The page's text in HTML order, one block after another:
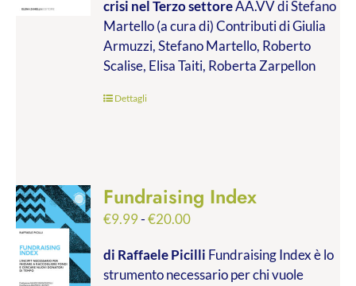
€9.99
a
€19.00
crisi nel Terzo settoreAA.VV di Stefano
Martello (a cura di) Contributi di Giulia
Armuzzi, Stefano Martello, Roberto
Scalise, Elisa Taiti, Roberta Zarpellon
Dettagli
Fundraising Index
€9.99-€20.00Fascia
prezzo:
da
di Raffaele Picilli Fundraising Index è lo
strumento necessario per chi vuole